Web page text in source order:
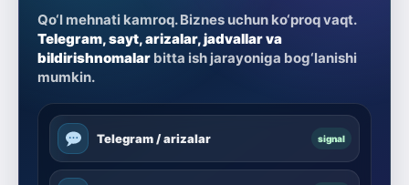
Qo‘l mehnati kamroq. Biznes uchun ko‘proq vaqt.
Telegram, sayt, arizalar, jadvallar va
bildirishnomalar bitta ish jarayoniga bog‘lanishi
mumkin.
Telegram / arizalar signal